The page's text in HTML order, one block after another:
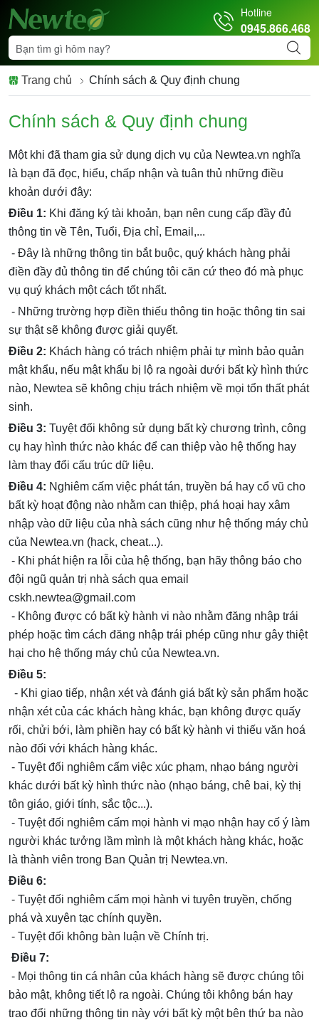
Hotline
0945.866.468
Trang chủ Chính sách & Quy định chung
Chính sách & Quy định chung
Một khi đã tham gia sử dụng dịch vụ của Newtea.vn nghĩa
là bạn đã đọc, hiểu, chấp nhận và tuân thủ những điều
khoản dưới đây:
Điều 1: Khi đăng ký tài khoản, bạn nên cung cấp đầy đủ
thông tin về Tên, Tuổi, Địa chỉ, Email,...
- Đây là những thông tin bắt buộc, quý khách hàng phải
điền đầy đủ thông tin để chúng tôi căn cứ theo đó mà phục
vụ quý khách một cách tốt nhất.
- Những trường hợp điền thiếu thông tin hoặc thông tin sai
sự thật sẽ không được giải quyết.
Điều 2: Khách hàng có trách nhiệm phải tự mình bảo quản
mật khẩu, nếu mật khẩu bị lộ ra ngoài dưới bất kỳ hình thức
nào, Newtea sẽ không chịu trách nhiệm về mọi tổn thất phát
sinh.
Điều 3: Tuyệt đối không sử dụng bất kỳ chương trình, công
cụ hay hình thức nào khác để can thiệp vào hệ thống hay
làm thay đổi cấu trúc dữ liệu.
Điều 4: Nghiêm cấm việc phát tán, truyền bá hay cổ vũ cho
bất kỳ hoạt động nào nhằm can thiệp, phá hoại hay xâm
nhập vào dữ liệu của nhà sách cũng như hệ thống máy chủ
của Newtea.vn (hack, cheat...).
- Khi phát hiện ra lỗi của hệ thống, bạn hãy thông báo cho
đội ngũ quản trị nhà sách qua email
cskh.newtea@gmail.com
- Không được có bất kỳ hành vi nào nhằm đăng nhập trái
phép hoặc tìm cách đăng nhập trái phép cũng như gây thiệt
hại cho hệ thống máy chủ của Newtea.vn.
Điều 5:
- Khi giao tiếp, nhận xét và đánh giá bất kỳ sản phẩm hoặc
nhận xét của các khách hàng khác, bạn không được quấy
rối, chửi bới, làm phiền hay có bất kỳ hành vi thiếu văn hoá
nào đối với khách hàng khác.
- Tuyệt đối nghiêm cấm việc xúc phạm, nhạo báng người
khác dưới bất kỳ hình thức nào (nhạo báng, chê bai, kỳ thị
tôn giáo, giới tính, sắc tộc...).
- Tuyệt đối nghiêm cấm mọi hành vi mạo nhận hay cố ý làm
người khác tưởng lầm mình là một khách hàng khác, hoặc
là thành viên trong Ban Quản trị Newtea.vn.
Điều 6:
- Tuyệt đối nghiêm cấm mọi hành vi tuyên truyền, chống
phá và xuyên tạc chính quyền.
- Tuyệt đối không bàn luận về Chính trị.
Điều 7:
- Mọi thông tin cá nhân của khách hàng sẽ được chúng tôi
bảo mật, không tiết lộ ra ngoài. Chúng tôi không bán hay
trao đổi những thông tin này với bất kỳ một bên thứ ba nào